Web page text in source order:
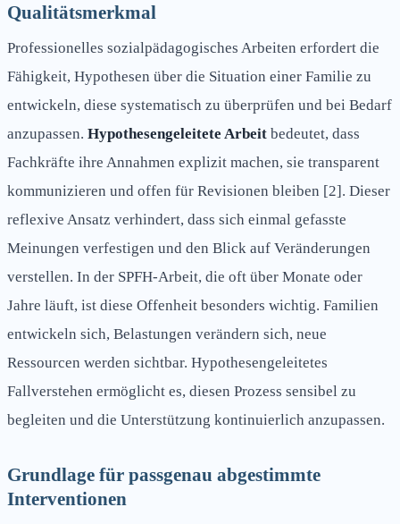
Qualitätsmerkmal
Professionelles sozialpädagogisches Arbeiten erfordert die
Fähigkeit, Hypothesen über die Situation einer Familie zu
entwickeln, diese systematisch zu überprüfen und bei Bedarf
anzupassen. Hypothesengeleitete Arbeit bedeutet, dass
Fachkräfte ihre Annahmen explizit machen, sie transparent
kommunizieren und offen für Revisionen bleiben [2]. Dieser
reflexive Ansatz verhindert, dass sich einmal gefasste
Meinungen verfestigen und den Blick auf Veränderungen
verstellen. In der SPFH-Arbeit, die oft über Monate oder
Jahre läuft, ist diese Offenheit besonders wichtig. Familien
entwickeln sich, Belastungen verändern sich, neue
Ressourcen werden sichtbar. Hypothesengeleitetes
Fallverstehen ermöglicht es, diesen Prozess sensibel zu
begleiten und die Unterstützung kontinuierlich anzupassen.
Grundlage für passgenau abgestimmte
Interventionen